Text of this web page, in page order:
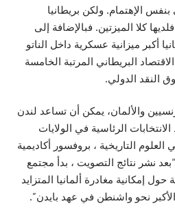
الإهتمام. ولكن بريطانيا
كلا الميزتين. فبالإضافة إلى
أكبر ميزانية عسكرية داخل الناتو
البريطاني المرتبة الخامسة
النقد الدولي.
والألمان، يمكن أن تساعد لندن
الرئاسية في الولايات
التاريخية ، بروفسور أكاديمية
نشر نتائج التصويت ، بدأ مجتمع
إمكانية مغادرة ألمانيا المتزايد
نحو واشنطن في عهد بايدن”.